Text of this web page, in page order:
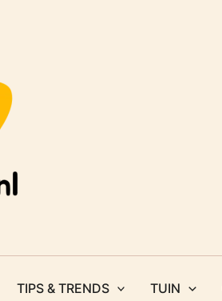
TIPS & TRENDS TUIN